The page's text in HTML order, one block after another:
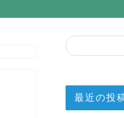
最近の投